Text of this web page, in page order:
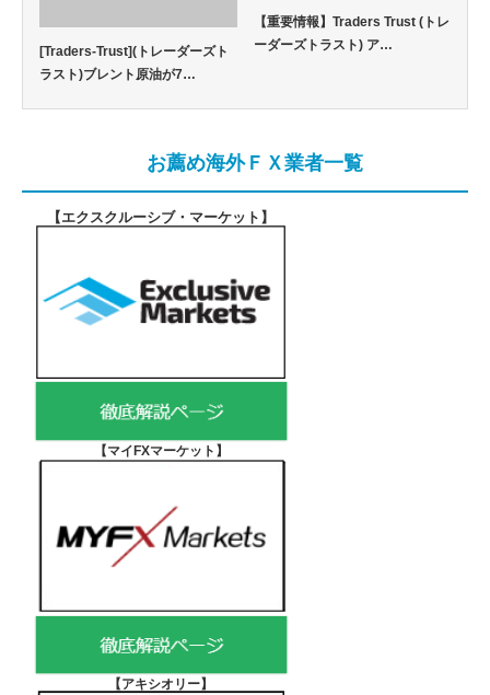
[Traders-Trust](トレーダーズト
ラスト)ブレント原油が7…
【重要情報】Traders Trust (トレ
ーダーズトラスト) ア…
お薦め海外ＦＸ業者一覧
【エクスクルーシブ・マーケット 】
【マイFXマーケット 】
【アキシオリー】